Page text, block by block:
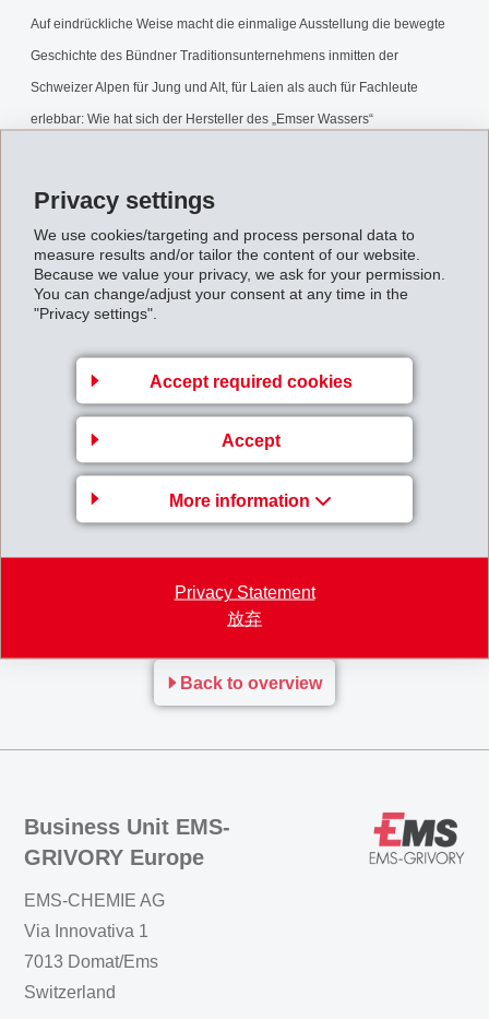
Privacy settings
We use cookies/targeting and process personal data to
measure results and/or tailor the content of our website.
Because we value your privacy, we ask for your permission.
You can change/adjust your consent at any time in the
"Privacy settings".
Accept required cookies
Accept
More information
Privacy Statement
放弃
Auf eindrückliche Weise macht die einmalige Ausstellung die bewegte
Geschichte des Bündner Traditionsunternehmens inmitten der
Schweizer Alpen für Jung und Alt, für Laien als auch für Fachleute
erlebbar: Wie hat sich der Hersteller des „Emser Wassers“
Fotografien, über 300 historische Dokumente, Requisiten und
Anlagenteile sowie über 600 Produkt- und Anwendungsbeispiele aus
allen Unternehmensphasen lassen dieses spannende Stück Schweizer
Wirtschaftsgeschichte auf über 1‘400 m2 hautnah miterleben!
Langjährige ehemalige Mitarbeiter führen Gruppen durch die
Ausstellung, beantworten Fragen und erzählen die eine oder andere
Nur auf Voranmeldung!
Kontaktaufnahme per Email an ausstellung@emschemie.ch, über +41
81 632 78 78 (Frau Pascale Beer) oder online.
Verlaengerung_Jubilaeumsausstellung.pdf
Back to overview
Business Unit EMS-
GRIVORY Europe
EMS-CHEMIE AG
Via Innovativa 1
7013 Domat/Ems
Switzerland